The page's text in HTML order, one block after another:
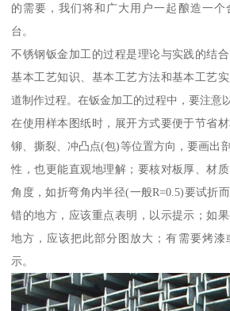
的需要，我们将和广大用户一起酿造一
台。
不锈钢钣金加工的过程是理论与实践的结
基本工艺知识、基本工艺方法和基本工艺
道制作过程。在钣金加工的过程中，要注意
在使用样本图纸时，展开方式要便于节省
铆、撕裂、冲凸点(包)等位置方向，要画出
性，也更能直观地理解；要核对板厚、材
角度，如折弯角内半径(一般R=0.5)要试折
错的地方，应该重点表明，以示提示；如
地方，应该把此部分图放大；有需要烤漆
示。